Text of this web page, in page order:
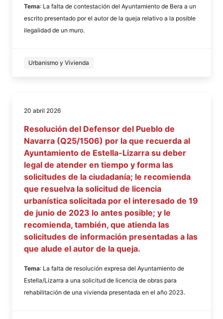
Tema: La falta de contestación del Ayuntamiento de Bera a un
escrito presentado por el autor de la queja relativo a la posible
ilegalidad de un muro.
Urbanismo y Vivienda
20 abril 2026
Resolución del Defensor del Pueblo de
Navarra (Q25/1506) por la que recuerda al
Ayuntamiento de Estella-Lizarra su deber
legal de atender en tiempo y forma las
solicitudes de la ciudadanía; le recomienda
que resuelva la solicitud de licencia
urbanística solicitada por el interesado de 19
de junio de 2023 lo antes posible; y le
recomienda, también, que atienda las
solicitudes de información presentadas a las
que alude el autor de la queja.
Tema: La falta de resolución expresa del Ayuntamiento de
Estella/Lizarra a una solicitud de licencia de obras para
rehabilitación de una vivienda presentada en el año 2023.